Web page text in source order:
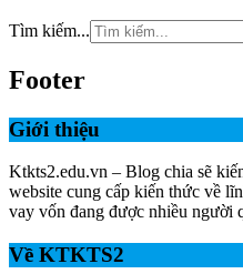
Tìm kiếm...
Footer
Giới thiệu
Ktkts2.edu.vn – Blog chia sẽ
website cung cấp kiến thức về
vay vốn đang được nhiều người
Về KTKTS2